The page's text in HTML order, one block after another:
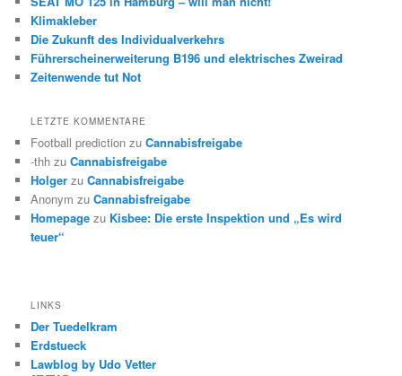
Klimakleber
Die Zukunft des Individualverkehrs
Führerscheinerweiterung B196 und elektrisches Zweirad
Zeitenwende tut Not
LETZTE KOMMENTARE
Football prediction zuCannabisfreigabe
-thh zuCannabisfreigabe
Holger zuCannabisfreigabe
Anonym zuCannabisfreigabe
Homepage zu Kisbee: Die erste Inspektion und „Es wird
teuer“
LINKS
Der Tuedelkram
Erdstueck
Lawblog by Udo Vetter